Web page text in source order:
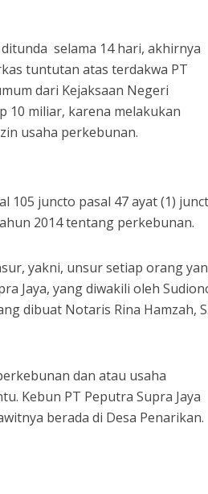
Hazzard Pilkada Berikutnya
selama 14 hari, akhirnya
tuntutan atas terdakwa PT
dari Kejaksaan Negeri
10 miliar, karena melakukan
usaha perkebunan.
105 juncto pasal 47 ayat (1)
2014 tentang perkebunan.
yakni, unsur setiap orang
Jaya, yang diwakili oleh
dibuat Notaris Rina Hamzah,
dan atau usaha
Kebun PT Peputra Supra Jaya
berada di Desa Penarikan.